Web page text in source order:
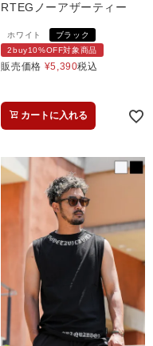
RTEGノーアザーティー
ホワイト
ブラック
2buy10%OFF対象商品
販売価格 ¥5,390税込
カートに入れる